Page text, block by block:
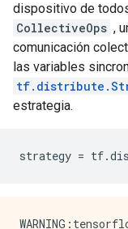
dispositivo de
CollectiveOps ,
comunicación
las variables
estrategia.
strategy = tf.